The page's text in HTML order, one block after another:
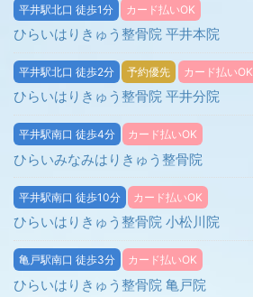
平井駅北口 徒歩1分 カード払いOK
ひらいはりきゅう整骨院 平井本院
平井駅北口 徒歩2分 予約優先 カード払いOK
ひらいはりきゅう整骨院 平井分院
平井駅南口 徒歩4分 カード払いOK
ひらいみなみはりきゅう整骨院
平井駅南口 徒歩10分 カード払いOK
ひらいはりきゅう整骨院 小松川院
亀戸駅南口 徒歩3分 カード払いOK
ひらいはりきゅう整骨院 亀戸院